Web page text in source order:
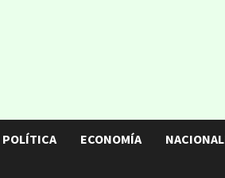
POLÍTICA ECONOMÍA